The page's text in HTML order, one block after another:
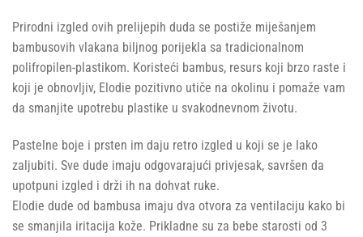
Prirodni izgled ovih prelijepih duda se postiže miješanjem
bambusovih vlakana biljnog porijekla sa tradicionalnom
polifropilen-plastikom. Koristeći bambus, resurs koji brzo raste i
koji je obnovljiv, Elodie pozitivno utiče na okolinu i pomaže vam
da smanjite upotrebu plastike u svakodnevnom životu.
Pastelne boje i prsten im daju retro izgled u koji se je lako
zaljubiti. Sve dude imaju odgovarajući privjesak, savršen da
upotpuni izgled i drži ih na dohvat ruke.
Elodie dude od bambusa imaju dva otvora za ventilaciju kako bi
se smanjila iritacija kože. Prikladne su za bebe starosti od 3